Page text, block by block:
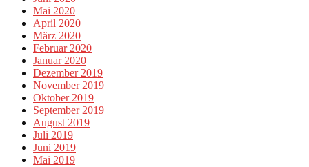
Mai 2020
April 2020
März 2020
Februar 2020
Januar 2020
Dezember 2019
November 2019
Oktober 2019
September 2019
August 2019
Juli 2019
Juni 2019
Mai 2019